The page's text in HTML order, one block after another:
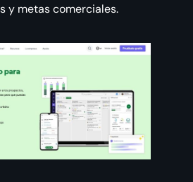
y metas comerciales.